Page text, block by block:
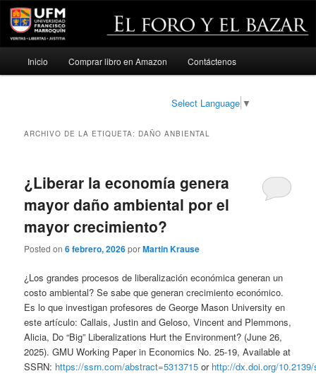
Ir
Ir
Inicio Comprar libro en Amazon Contáctenos
Select Language ▼
ARCHIVO DE LA ETIQUETA: DAÑO ANBIENTAL
¿Liberar la economía genera
mayor daño ambiental por el
mayor crecimiento?
Posted on6 febrero, 2026porMartin Krause
¿Los grandes procesos de liberalización económica generan un
costo ambiental? Se sabe que generan crecimiento económico.
Es lo que investigan profesores de George Mason University en
este artículo: Callais, Justin and Geloso, Vincent and Plemmons,
Alicia, Do “Big” Liberalizations Hurt the Environment? (June 26,
2025). GMU Working Paper in Economics No. 25-19, Available at
SSRN: https://ssrn.com/abstract=5313715 or http://dx.doi.org/